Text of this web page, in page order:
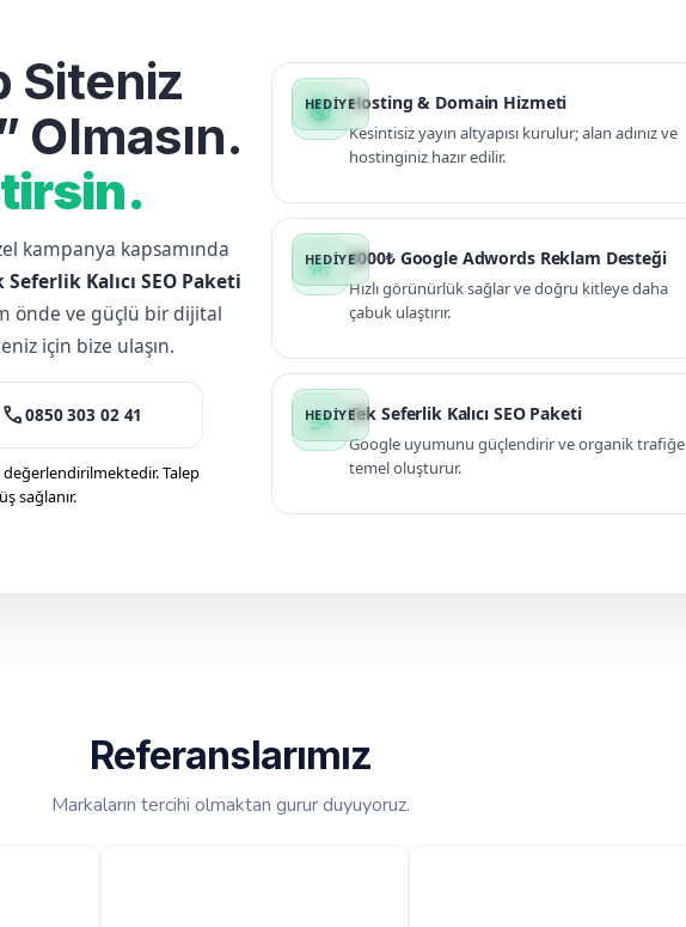
Siteniz
Olmasın.
kampanya kapsamında
Seferlik Kalıcı SEO Paketi
önde ve güçlü bir dijital
için bize ulaşın.
call0850 303 02 41
Talep
sağlanır.
public Hosting & Domain Hizmeti
Kesintisiz yayın altyapısı kurulur; alan adınız ve
hostinginiz hazır edilir.
campaign 3000₺ Google Adwords Reklam Desteği
Hızlı görünürlük sağlar ve doğru kitleye daha
çabuk ulaştırır.
manage_search Tek Seferlik Kalıcı SEO Paketi
Google uyumunu güçlendirir ve organik trafiğe
temel oluşturur.
Referanslarımız
Markaların tercihi olmaktan gurur duyuyoruz.